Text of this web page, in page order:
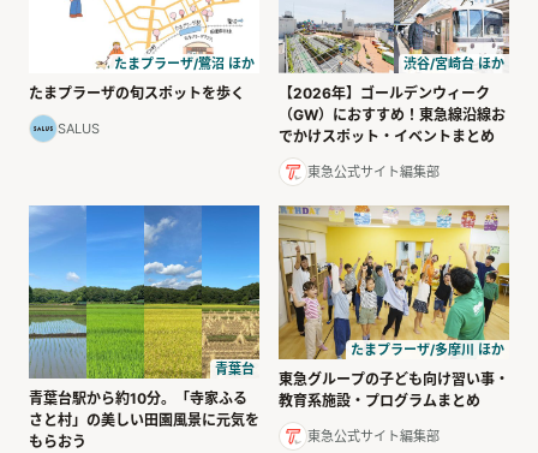
たまプラーザ/鷺沼 ほか
たまプラーザの旬スポットを歩く
SALUS
渋谷/宮崎台 ほか
【2026年】ゴールデンウィーク
（GW）におすすめ！東急線沿線お
でかけスポット・イベントまとめ
東急公式サイト編集部
青葉台
青葉台駅から約10分。「寺家ふる
さと村」の美しい田園風景に元気を
もらおう
たまプラーザ/多摩川 ほか
東急グループの子ども向け習い事・
教育系施設・プログラムまとめ
東急公式サイト編集部